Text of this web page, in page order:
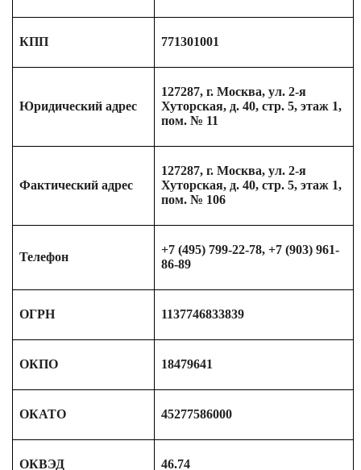
КПП 771301001
Юридический адрес
127287, г. Москва, ул. 2-я
Хуторская, д. 40, стр. 5, этаж 1,
пом. № 11
Фактический адрес
127287, г. Москва, ул. 2-я
Хуторская, д. 40, стр. 5, этаж 1,
пом. № 106
Телефон
+7 (495) 799-22-78, +7 (903) 961-
86-89
ОГРН 1137746833839
ОКПО 18479641
ОКАТО 45277586000
ОКВЭД 46.74